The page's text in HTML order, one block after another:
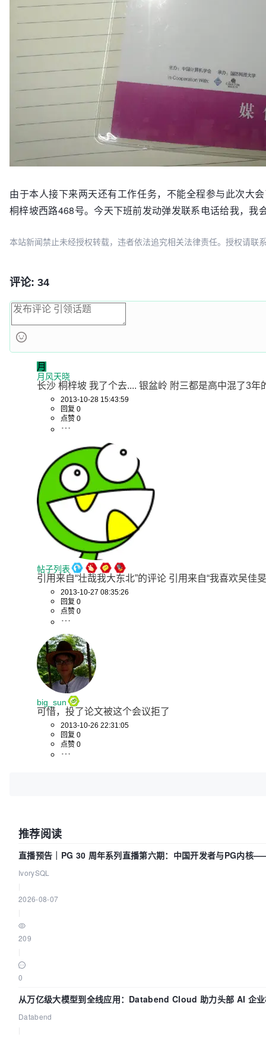
由于本人接下来两天还有工作任务，不能全程参与此次大
桐梓坡西路468号。今天下班前发动弹发联系电话给我，我
本站新闻禁止未经授权转载，违者依法追究相关法律责任。授权请联
评论: 34
月
月风天晓
长沙 桐梓坡 我了个去.... 银盆岭 附三都是高中混了3年
2013-10-28 15:43:59
回复 0
点赞 0
帖子列表
引用来自“壮哉我大东北”的评论 引用来自“我喜欢吴
2013-10-27 08:35:26
回复 0
点赞 0
big_sun
可惜，投了论文被这个会议拒了
2013-10-26 22:31:05
回复 0
点赞 0
推荐阅读
直播预告｜PG 30 周年系列直播第六期：中国开发者与PG内核
IvorySQL
2026-08-07
209
0
从万亿级大模型到全线应用：Databend Cloud 助力头部 AI 企
Databend